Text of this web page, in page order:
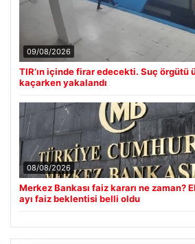
09/08/2026
TIR’ın içinde firar edecekti. Suç örgütü
kaçarken yakalandı
08/08/2026
Merkez Bankası faiz kararı ne zaman?
ayı faiz beklentisi belli oldu